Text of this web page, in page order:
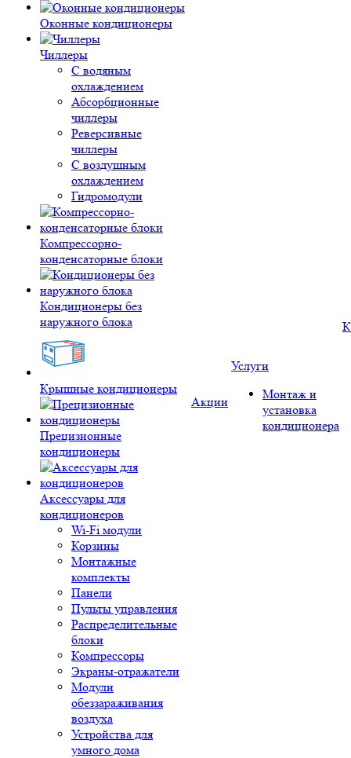
Оконные кондиционеры
Чиллеры
С водяным
охлаждением
Абсорбционные
чиллеры
Реверсивные
чиллеры
С воздушным
охлаждением
Гидромодули
Компрессорно-
конденсаторные блоки
Кондиционеры без
наружного блока
Крышные кондиционеры
Прецизионные
кондиционеры
Аксессуары для
кондиционеров
Wi-Fi модули
Корзины
Монтажные
комплекты
Панели
Пульты управления
Распределительные
блоки
Компрессоры
Экраны-отражатели
Модули
обеззараживания
воздуха
Устройства для
умного дома
Акции
Услуги
Монтаж и
установка
кондиционера